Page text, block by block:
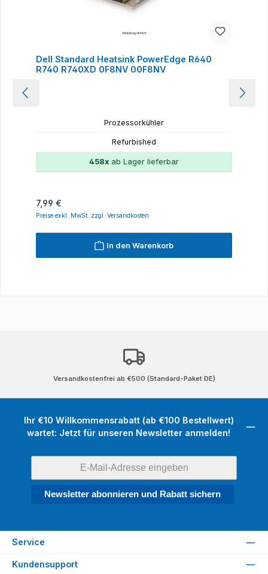
Dell Standard Heatsink PowerEdge R640
R740 R740XD 0F8NV 00F8NV
Prozessorkühler
Refurbished
458x ab Lager lieferbar
Regulärer Preis:
7,99 €
Preise exkl. MwSt. zzgl. Versandkosten
In den Warenkorb
Versandkostenfrei ab €500 (Standard-Paket DE)
Ihr €10 Willkommensrabatt (ab €100 Bestellwert)
wartet: Jetzt für unseren Newsletter anmelden!
Newsletter abonnieren und Rabatt sichern
Service
Kundensupport